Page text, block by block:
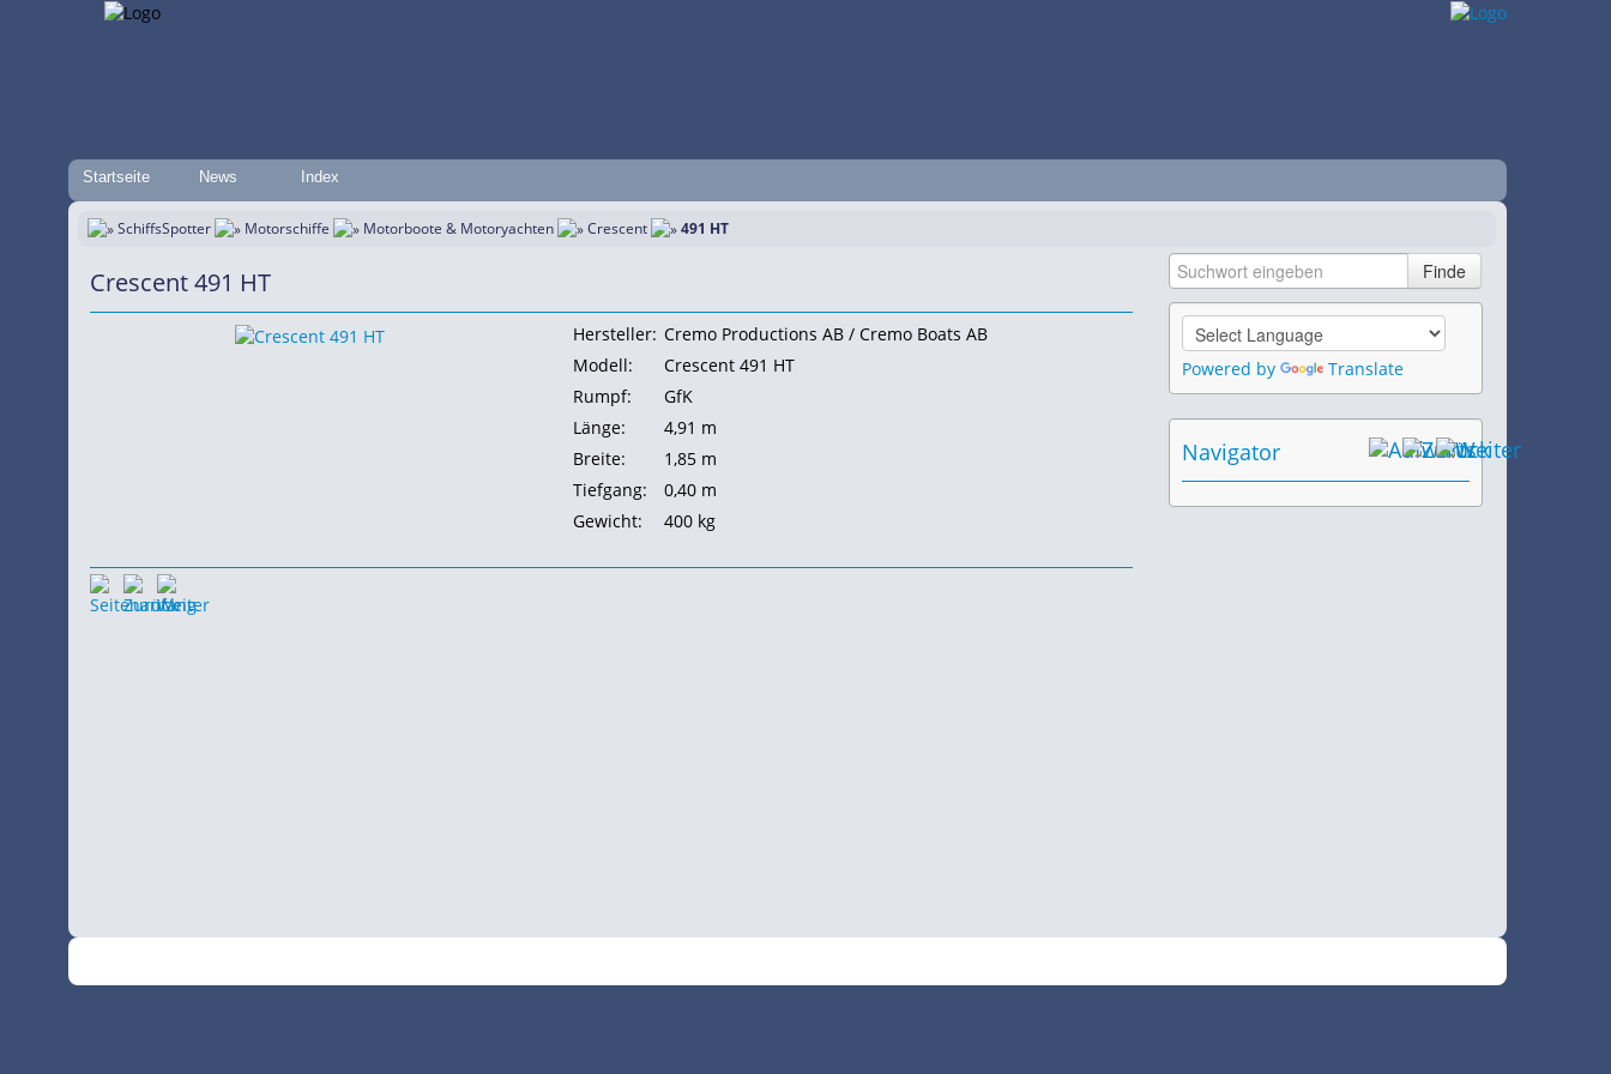
Startseite News Index
SchiffsSpotter Motorschiffe Motorboote & Motoryachten Crescent 491 HT
Crescent 491 HT
Hersteller: Cremo Productions AB / Cremo Boats AB
Modell:
Crescent 491 HT
Rumpf:
GfK
Länge:
4,91 m
Breite:
1,85 m
Tiefgang:
0,40 m
Gewicht:
400 kg
Powered by Translate
Navigator